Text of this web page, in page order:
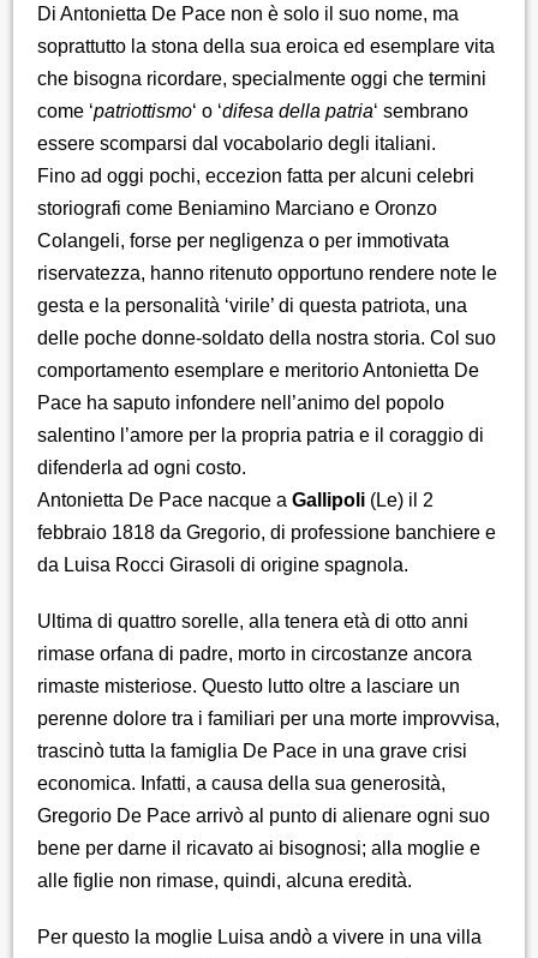
Di Antonietta De Pace non è solo il suo nome, ma
soprattutto la stona della sua eroica ed esemplare vita
che bisogna ricordare, specialmente oggi che termini
come ‘patriottismo‘ o ‘difesa della patria‘ sembrano
essere scomparsi dal vocabolario degli italiani.
Fino ad oggi pochi, eccezion fatta per alcuni celebri
storiografi come Beniamino Marciano e Oronzo
Colangeli, forse per negligenza o per immotivata
riservatezza, hanno ritenuto opportuno rendere note le
gesta e la personalità ‘virile’ di questa patriota, una
delle poche donne-soldato della nostra storia. Col suo
comportamento esemplare e meritorio Antonietta De
Pace ha saputo infondere nell’animo del popolo
salentino l’amore per la propria patria e il coraggio di
difenderla ad ogni costo.
Antonietta De Pace nacque aGallipoli (Le) il 2
febbraio 1818 da Gregorio, di professione banchiere e
da Luisa Rocci Girasoli di origine spagnola.
Ultima di quattro sorelle, alla tenera età di otto anni
rimase orfana di padre, morto in circostanze ancora
rimaste misteriose. Questo lutto oltre a lasciare un
perenne dolore tra i familiari per una morte improvvisa,
trascinò tutta la famiglia De Pace in una grave crisi
economica. Infatti, a causa della sua generosità,
Gregorio De Pace arrivò al punto di alienare ogni suo
bene per darne il ricavato ai bisognosi; alla moglie e
alle figlie non rimase, quindi, alcuna eredità.
Per questo la moglie Luisa andò a vivere in una villa